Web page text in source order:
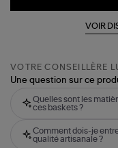
VOIR
VOTRE CONSEILLÈRE
Une question sur ce
Quelles sont les
ces baskets ?
Comment dois-je
qualité artisanale ?